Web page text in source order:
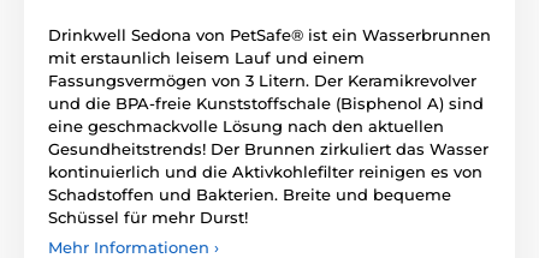
Drinkwell Sedona von PetSafe® ist ein Wasserbrunnen
mit erstaunlich leisem Lauf und einem
Fassungsvermögen von 3 Litern. Der Keramikrevolver
und die BPA-freie Kunststoffschale (Bisphenol A) sind
eine geschmackvolle Lösung nach den aktuellen
Gesundheitstrends! Der Brunnen zirkuliert das Wasser
kontinuierlich und die Aktivkohlefilter reinigen es von
Schadstoffen und Bakterien. Breite und bequeme
Schüssel für mehr Durst!
Mehr Informationen ›